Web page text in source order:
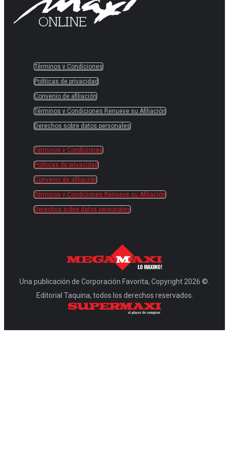
Términos y Condiciones
Políticas de privacidad
Convenio de afiliación
Términos y Condiciones Renueve su Afiliación
Derechos sobre datos personales
Términos y Condiciones
Políticas de privacidad
Convenio de afiliación
Términos y Condiciones Renueve su Afiliación
Derechos sobre datos personales
Una publicación de Corporación Favorita, Copyright 2026 ©.
Editorial Taquina, todos los derechos reservados.